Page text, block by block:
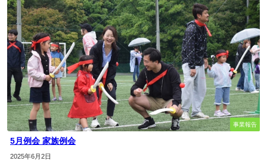
事業報告
5月例会 家族例会
2025年6月2日